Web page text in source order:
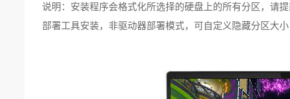
说明：安装程序会格式化所选择的硬盘上的所有分区，请
部署工具安装，非驱动器部署模式，可自定义隐藏分区大